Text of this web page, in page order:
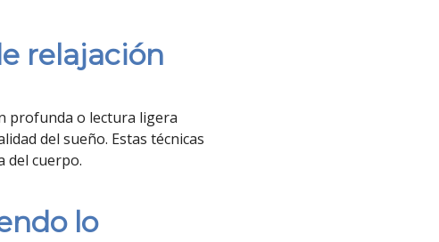
relajación
profunda o lectura ligera
del sueño. Estas técnicas
del cuerpo.
lo